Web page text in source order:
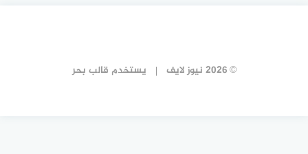
© 2026 نيوز لايف يستخدم قالب بحر